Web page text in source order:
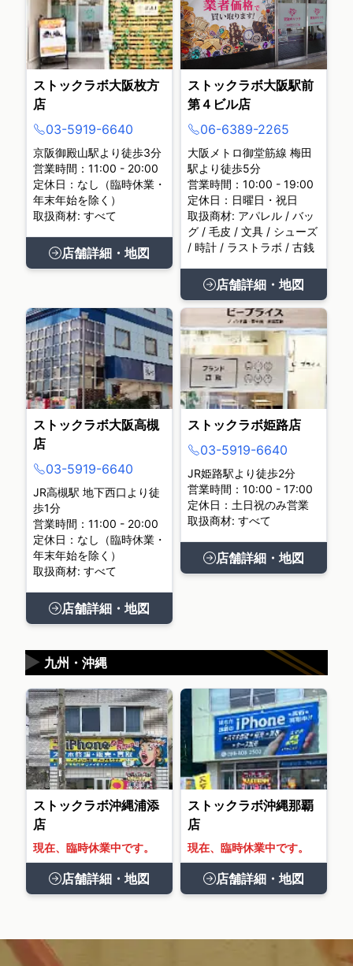
ストックラボ大阪枚方
店
03-5919-6640
京阪御殿山駅より徒歩3分
営業時間：11:00 - 20:00
定休日：なし（臨時休業・
年末年始を除く）
取扱商材: すべて
店舗詳細・地図
ストックラボ大阪駅前
第４ビル店
06-6389-2265
大阪メトロ御堂筋線 梅田
駅より徒歩5分
営業時間：10:00 - 19:00
定休日：日曜日・祝日
取扱商材: アパレル / バッ
グ / 毛皮 / 文具 / シューズ
/ 時計 / ラストラボ / 古銭
店舗詳細・地図
ストックラボ大阪高槻
店
03-5919-6640
JR高槻駅 地下西口より徒
歩1分
営業時間：11:00 - 20:00
定休日：なし（臨時休業・
年末年始を除く）
取扱商材: すべて
店舗詳細・地図
ストックラボ姫路店
03-5919-6640
JR姫路駅より徒歩2分
営業時間：10:00 - 17:00
定休日：土日祝のみ営業
取扱商材: すべて
店舗詳細・地図
九州・沖縄
▶
ストックラボ沖縄浦添
店
現在、臨時休業中です。
店舗詳細・地図
ストックラボ沖縄那覇
店
現在、臨時休業中です。
店舗詳細・地図